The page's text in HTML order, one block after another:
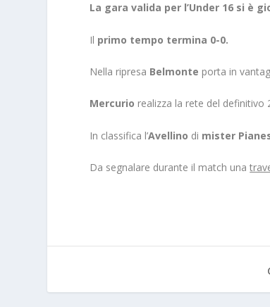
La gara valida per l’Under 16 si è
Il primo tempo termina 0-0.
Nella ripresa Belmonte porta in
Mercurio realizza la rete del definitivo
In classifica l’Avellino di mister
Da segnalare durante il match una